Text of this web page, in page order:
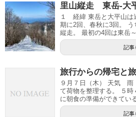
里山縦走 東岳-大
１ 経緯 東岳と大平山は
期に2回、春秋に3回。
縦走。 最初の4回は東岳
記事
旅行からの帰宅と
９月７日（木） 天気 雨
て荷物を整理する。 ５
に朝食の準備ができてい
記事